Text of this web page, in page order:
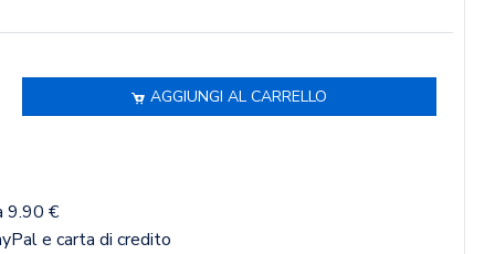
AGGIUNGI AL CARRELLO
9.90 €
e carta di credito